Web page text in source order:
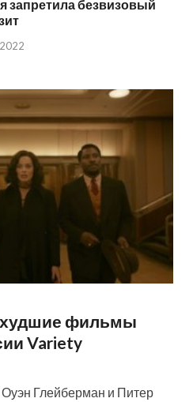
запретила безвизовый
худшие фильмы
Variety
Глейберман и Питер